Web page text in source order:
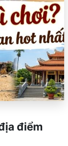
điểm